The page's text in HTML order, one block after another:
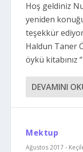
Hoş geldiniz
yeniden
teşekkür
Haldun Taner
öykü kitabınız
DEVAMINI
Mektup
Ağustos 2017 -